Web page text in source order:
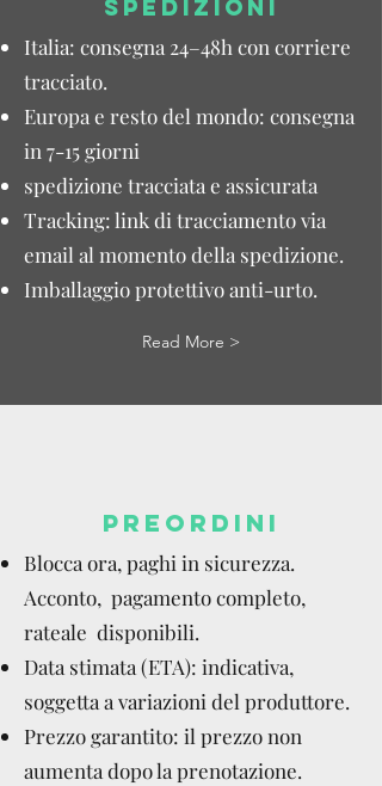
SPEDIZIONI
Italia: consegna 24–48h con corriere
tracciato.
Europa e resto del mondo: consegna
in 7-15 giorni
spedizione tracciata e assicurata
Tracking: link di tracciamento via
email al momento della spedizione.
Imballaggio protettivo anti-urto.
Read More >
PREORDINI
Blocca ora, paghi in sicurezza.
Acconto, pagamento completo,
rateale disponibili.
Data stimata (ETA): indicativa,
soggetta a variazioni del produttore.
Prezzo garantito: il prezzo non
aumenta dopo la prenotazione.